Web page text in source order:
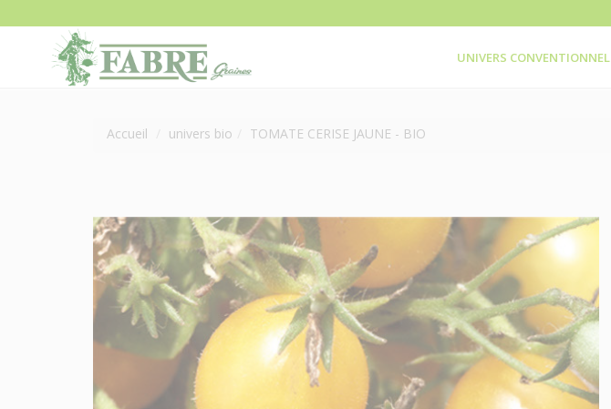
UNIVERS CONVENTIONNEL
Accueil univers bio TOMATE CERISE JAUNE - BIO